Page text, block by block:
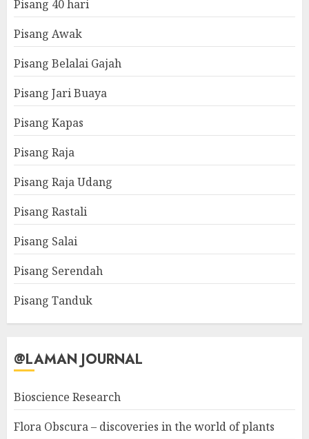
Pisang 40 hari
Pisang Awak
Pisang Belalai Gajah
Pisang Jari Buaya
Pisang Kapas
Pisang Raja
Pisang Raja Udang
Pisang Rastali
Pisang Salai
Pisang Serendah
Pisang Tanduk
@LAMAN JOURNAL
Bioscience Research
Flora Obscura – discoveries in the world of plants